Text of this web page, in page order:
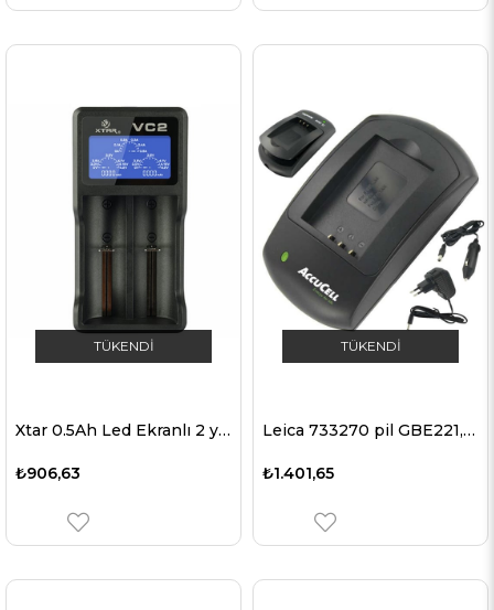
TÜKENDI
Xtar 0.5Ah Led Ekranlı 2 yuvalı USB Pil Şarj Cihazı
₺906,63
TÜKENDI
Leica 733270 pil GBE221, GEB221 için uygun hızlı şarj cihazı
₺1.401,65